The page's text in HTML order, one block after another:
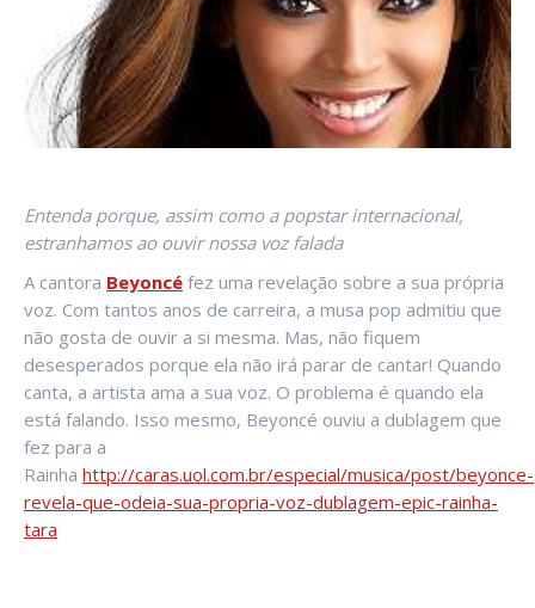
Entenda porque, assim como a popstar internacional,
estranhamos ao ouvir nossa voz falada
A cantora Beyoncé fez uma revelação sobre a sua própria
voz. Com tantos anos de carreira, a musa pop admitiu que
não gosta de ouvir a si mesma. Mas, não fiquem
desesperados porque ela não irá parar de cantar! Quando
canta, a artista ama a sua voz. O problema é quando ela
está falando. Isso mesmo, Beyoncé ouviu a dublagem que
fez para a
Rainha http://caras.uol.com.br/especial/musica/post/beyonce-
revela-que-odeia-sua-propria-voz-dublagem-epic-rainha-
tara